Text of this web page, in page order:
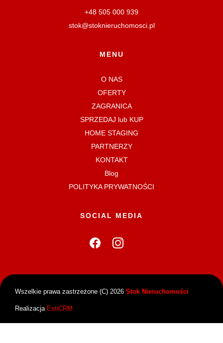
+48 505 000 939
stok@stoknieruchomosci.pl
MENU
O NAS
OFERTY
ZAGRANICA
SPRZEDAJ lub KUP
HOME STAGING
PARTNERZY
KONTAKT
Blog
POLITYKA PRYWATNOŚCI
SOCIAL MEDIA
Wszelkie prawa zastrzeżone (C) 2026 Stok Nieruchomości
Realizacja EstiCRM